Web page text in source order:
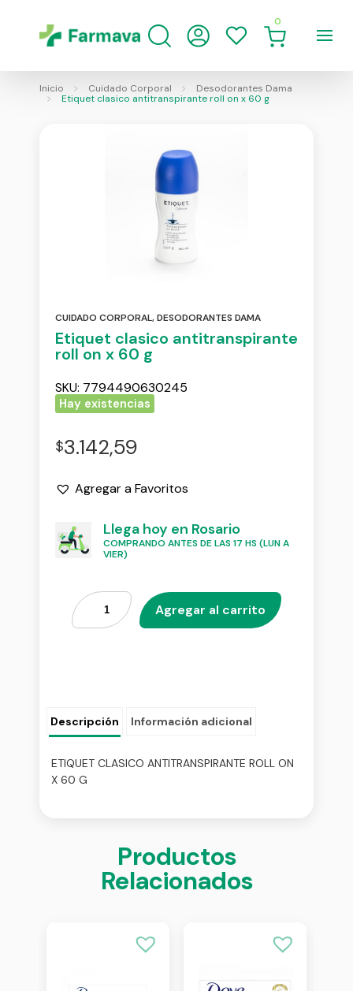
0
Inicio Cuidado Corporal
Desodorantes Dama
Etiquet clasico antitranspirante roll on x 60 g
CUIDADO CORPORAL,DESODORANTES DAMA
Etiquet clasico antitranspirante
roll on x 60 g
SKU: 7794490630245
Hay existencias
$3.142,59
Agregar a Favoritos
Llega hoy en Rosario
COMPRANDO ANTES DE LAS 17 HS (LUN A
VIER)
Agregar al carrito
Descripción Información adicional
ETIQUET CLASICO ANTITRANSPIRANTE ROLL ON
X 60 G
Productos
Relacionados